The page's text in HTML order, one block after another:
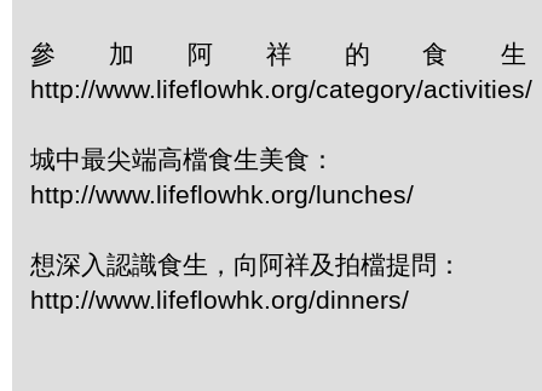
參加阿祥的食
http://www.lifeflowhk.org/category/activities/
城中最尖端高檔食生美食：
http://www.lifeflowhk.org/lunches/
想深入認識食生，向阿祥及拍檔提問：
http://www.lifeflowhk.org/dinners/